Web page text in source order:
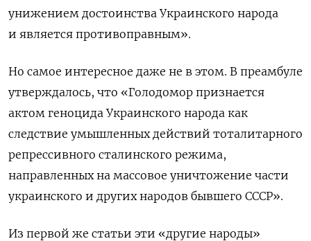
унижением достоинства Украинского народа
и является противоправным».
Но самое интересное даже не в этом. В преамбуле
утверждалось, что «Голодомор признается
актом геноцида Украинского народа как
следствие умышленных действий тоталитарного
репрессивного сталинского режима,
направленных на массовое уничтожение части
украинского и других народов бывшего СССР».
Из первой же статьи эти «другие народы»